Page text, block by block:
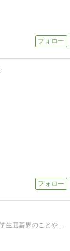
関東学生囲碁界で闘う某C大生の日記です。学生囲碁界のことや、日常生活を書いています。